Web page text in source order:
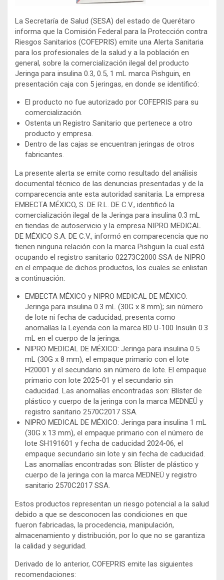
La Secretaría de Salud (SESA) del estado de Querétaro
informa que la Comisión Federal para la Protección contra
Riesgos Sanitarios (COFEPRIS) emite una Alerta Sanitaria
para los profesionales de la salud y a la población en
general, sobre la comercialización ilegal del producto
Jeringa para insulina 0.3, 0.5, 1 mL marca Pishguin, en
presentación caja con 5 jeringas, en donde se identificó:
El producto no fue autorizado por COFEPRIS para su
comercialización.
Ostenta un Registro Sanitario que pertenece a otro
producto y empresa.
Dentro de las cajas se encuentran jeringas de otros
fabricantes.
La presente alerta se emite como resultado del análisis
documental técnico de las denuncias presentadas y de la
comparecencia ante esta autoridad sanitaria. La empresa
EMBECTA MÉXICO, S. DE R.L. DE C.V., identificó la
comercialización ilegal de la Jeringa para insulina 0.3 mL
en tiendas de autoservicio y la empresa NIPRO MEDICAL
DE MÉXICO S.A. DE C.V., informó en comparecencia que no
tienen ninguna relación con la marca Pishguin la cual está
ocupando el registro sanitario 02273C2000 SSA de NIPRO
en el empaque de dichos productos, los cuales se enlistan
a continuación:
EMBECTA MÉXICO y NIPRO MEDICAL DE MÉXICO:
Jeringa para insulina 0.3 mL (30G x 8 mm); sin número
de lote ni fecha de caducidad, presenta como
anomalías la Leyenda con la marca BD U-100 Insulin 0.3
mL en el cuerpo de la jeringa.
NIPRO MEDICAL DE MÉXICO: Jeringa para insulina 0.5
mL (30G x 8 mm), el empaque primario con el lote
H20001 y el secundario sin número de lote. El empaque
primario con lote 2025-01 y el secundario sin
caducidad. Las anomalías encontradas son: Blíster de
plástico y cuerpo de la jeringa con la marca MEDNEÜ y
registro sanitario 2570C2017 SSA.
NIPRO MEDICAL DE MÉXICO: Jeringa para insulina 1 mL
(30G x 13 mm), el empaque primario con el número de
lote SH191601 y fecha de caducidad 2024-06, el
empaque secundario sin lote y sin fecha de caducidad.
Las anomalías encontradas son: Blíster de plástico y
cuerpo de la jeringa con la marca MEDNEÜ y registro
sanitario 2570C2017 SSA.
Estos productos representan un riesgo potencial a la salud
debido a que se desconocen las condiciones en que
fueron fabricadas, la procedencia, manipulación,
almacenamiento y distribución, por lo que no se garantiza
la calidad y seguridad.
Derivado de lo anterior, COFEPRIS emite las siguientes
recomendaciones: